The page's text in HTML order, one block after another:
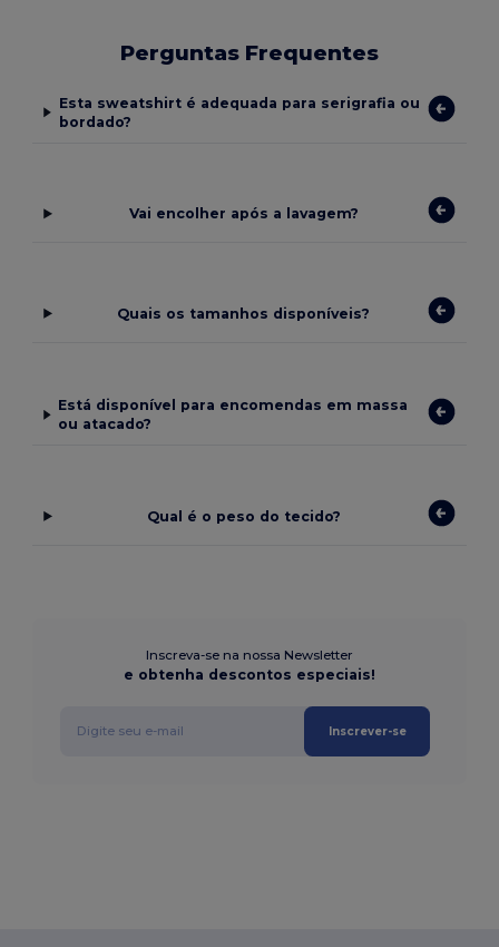
Perguntas Frequentes
Esta sweatshirt é adequada para serigrafia ou
bordado?
Vai encolher após a lavagem?
Quais os tamanhos disponíveis?
Está disponível para encomendas em massa
ou atacado?
Qual é o peso do tecido?
Inscreva-se na nossa Newsletter
e obtenha descontos especiais!
Inscrever-se